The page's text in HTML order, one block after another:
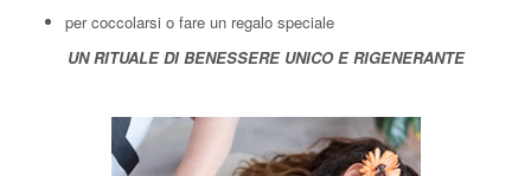
per coccolarsi o fare un regalo speciale
UN RITUALE DI BENESSERE UNICO E RIGENERANTE